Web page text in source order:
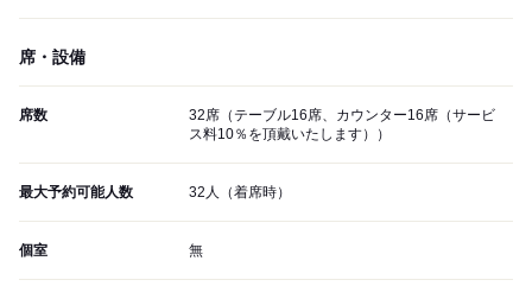
席・設備
席数
32席（テーブル16席、カウンター16席（サービ
ス料10％を頂戴いたします））
最大予約可能人数 32人（着席時）
個室 無